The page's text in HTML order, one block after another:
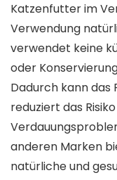
Katzenfutter im
Verwendung
verwendet keine
oder
Dadurch kann
reduziert das
anderen Marken
natürliche und